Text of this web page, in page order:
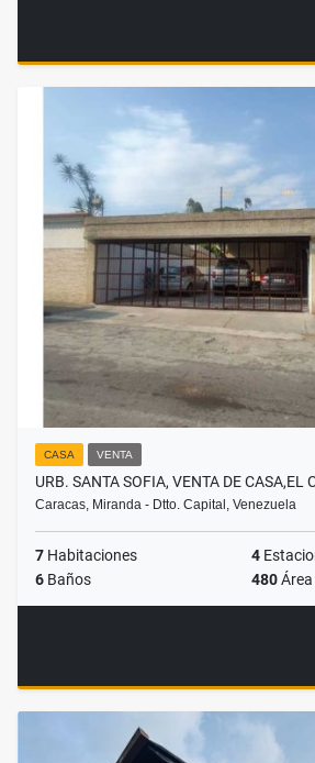
CASA VENTA
URB. SANTA SOFIA, VENTA DE CASA,EL
Caracas, Miranda - Dtto. Capital, Venezuela
7 Habitaciones 4
6 Baños 480